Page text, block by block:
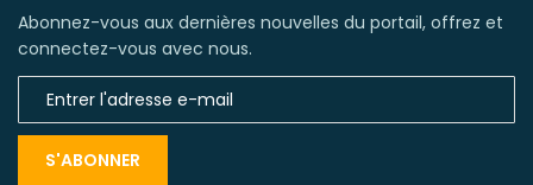
Abonnez-vous aux dernières nouvelles du portail, offrez et
connectez-vous avec nous.
S'ABONNER